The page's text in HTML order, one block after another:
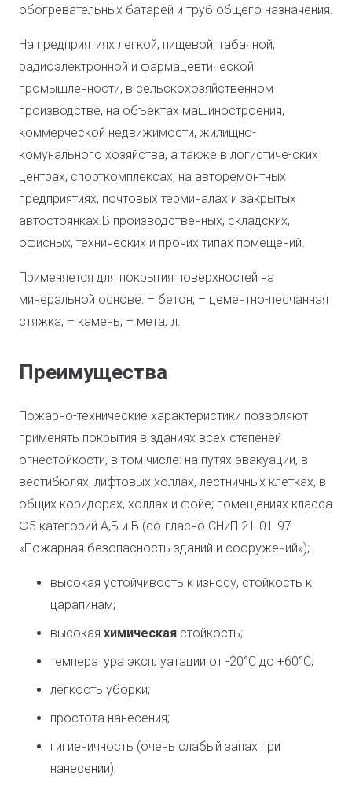
обогревательных батарей и труб общего назначения.
На предприятиях легкой, пищевой, табачной,
радиоэлектронной и фармацевтической
промышленности, в сельскохозяйственном
производстве, на объектах машиностроения,
коммерческой недвижимости, жилищно-
комунального хозяйства, а также в логистиче-ских
центрах, спорткомплексах, на авторемонтных
предприятиях, почтовых терминалах и закрытых
автостоянках.В производственных, складских,
офисных, технических и прочих типах помещений.
Применяется для покрытия поверхностей на
минеральной основе: – бетон; – цементно-песчанная
стяжка; – камень; – металл.
Преимущества
Пожарно-технические характеристики позволяют
применять покрытия в зданиях всех степеней
огнестойкости, в том числе: на путях эвакуации, в
вестибюлях, лифтовых холлах, лестничных клетках, в
общих коридорах, холлах и фойе; помещениях класса
Ф5 категорий А,Б и В (со-гласно СНиП 21-01-97
«Пожарная безопасность зданий и сооружений»);
высокая устойчивость к износу, стойкость к
царапинам;
высокая химическая стойкость;
температура эксплуатации от -20°С до +60°С;
легкость уборки;
простота нанесения;
гигиеничность (очень слабый запах при
нанесении);